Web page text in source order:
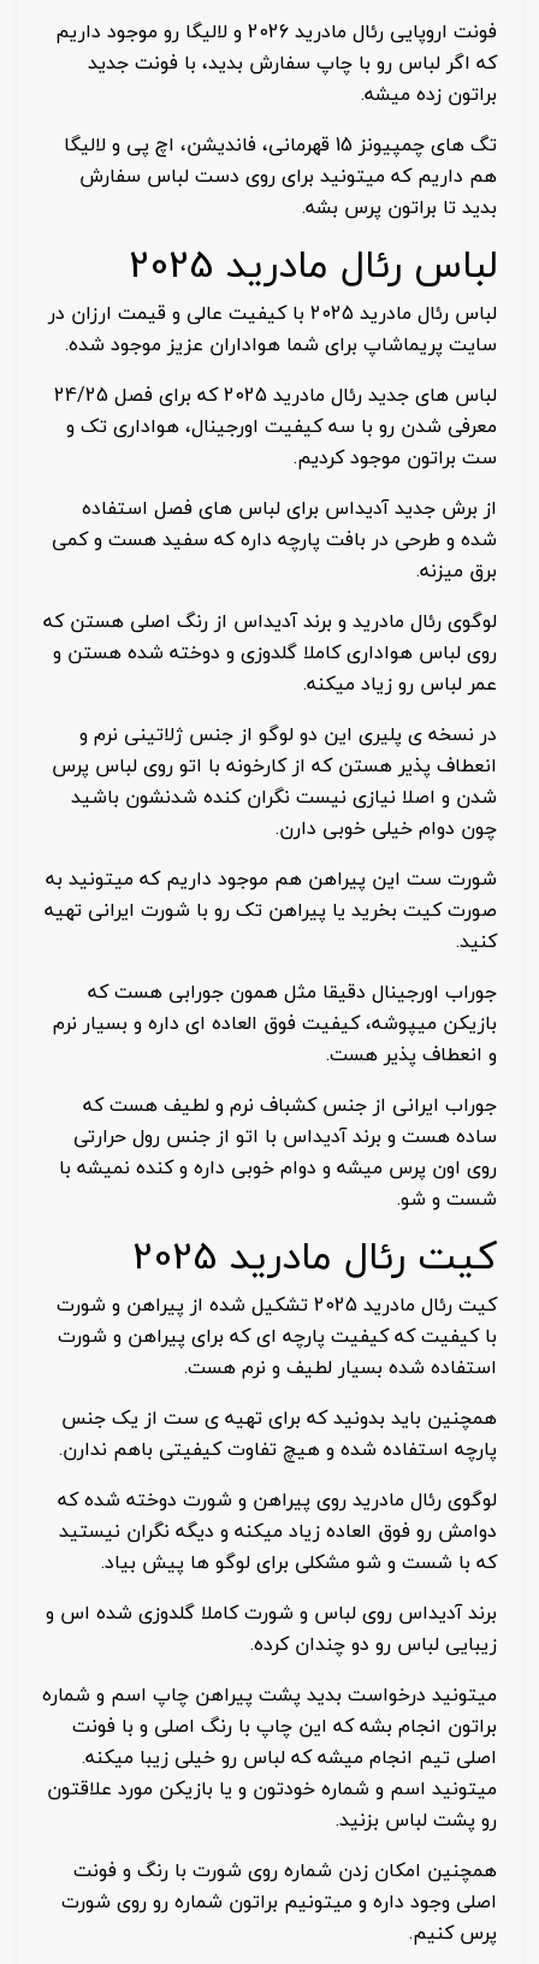
فونت اروپایی رئال مادرید 2026 و لالیگا رو موجود داریم
که اگر لباس رو با چاپ سفارش بدید، با فونت جدید
براتون زده میشه.
تگ های چمپیونز 15 قهرمانی، فاندیشن، اچ پی و لالیگا
هم داریم که میتونید برای روی دست لباس سفارش
بدید تا براتون پرس بشه.
لباس رئال مادرید 2025
لباس رئال مادرید 2025 با کیفیت عالی و قیمت ارزان در
سایت پریماشاپ برای شما هواداران عزیز موجود شده.
لباس های جدید رئال مادرید 2025 که برای فصل 24/25
معرفی شدن رو با سه کیفیت اورجینال، هواداری تک و
ست براتون موجود کردیم.
از برش جدید آدیداس برای لباس های فصل استفاده
شده و طرحی در بافت پارچه داره که سفید هست و کمی
برق میزنه.
لوگوی رئال مادرید و برند آدیداس از رنگ اصلی هستن که
روی لباس هواداری کاملا گلدوزی و دوخته شده هستن و
عمر لباس رو زیاد میکنه.
در نسخه ی پلیری این دو لوگو از جنس ژلاتینی نرم و
انعطاف پذیر هستن که از کارخونه با اتو روی لباس پرس
شدن و اصلا نیازی نیست نگران کنده شدنشون باشید
چون دوام خیلی خوبی دارن.
شورت ست این پیراهن هم موجود داریم که میتونید به
صورت کیت بخرید یا پیراهن تک رو با شورت ایرانی تهیه
کنید.
جوراب اورجینال دقیقا مثل همون جورابی هست که
بازیکن میپوشه، کیفیت فوق العاده ای داره و بسیار نرم
و انعطاف پذیر هست.
جوراب ایرانی از جنس کشباف نرم و لطیف هست که
ساده هست و برند آدیداس با اتو از جنس رول حرارتی
روی اون پرس میشه و دوام خوبی داره و کنده نمیشه با
شست و شو.
کیت رئال مادرید 2025
کیت رئال مادرید 2025 تشکیل شده از پیراهن و شورت
با کیفیت که کیفیت پارچه ای که برای پیراهن و شورت
استفاده شده بسیار لطیف و نرم هست.
همچنین باید بدونید که برای تهیه ی ست از یک جنس
پارچه استفاده شده و هیچ تفاوت کیفیتی باهم ندارن.
لوگوی رئال مادرید روی پیراهن و شورت دوخته شده که
دوامش رو فوق العاده زیاد میکنه و دیگه نگران نیستید
که با شست و شو مشکلی برای لوگو ها پیش بیاد.
برند آدیداس روی لباس و شورت کاملا گلدوزی شده اس و
زیبایی لباس رو دو چندان کرده.
میتونید درخواست بدید پشت پیراهن چاپ اسم و شماره
براتون انجام بشه که این چاپ با رنگ اصلی و با فونت
اصلی تیم انجام میشه که لباس رو خیلی زیبا میکنه.
میتونید اسم و شماره خودتون و یا بازیکن مورد علاقتون
رو پشت لباس بزنید.
همچنین امکان زدن شماره روی شورت با رنگ و فونت
اصلی وجود داره و میتونیم براتون شماره رو روی شورت
پرس کنیم.